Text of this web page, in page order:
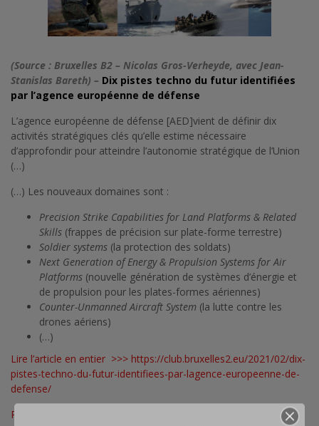
(Source : Bruxelles B2 – Nicolas Gros-Verheyde, avec Jean-
Stanislas Bareth) – Dix pistes techno du futur identifiées
par l’agence européenne de défense
L’agence européenne de défense [AED]vient de définir dix
activités stratégiques clés qu’elle estime nécessaire
d’approfondir pour atteindre l’autonomie stratégique de l’Union
(…)
(…) Les nouveaux domaines sont :
Precision Strike Capabilities for Land Platforms & Related
Skills (frappes de précision sur plate-forme terrestre)
Soldier systems (la protection des soldats)
Next Generation of Energy & Propulsion Systems for Air
Platforms (nouvelle génération de systèmes d’énergie et
de propulsion pour les plates-formes aériennes)
Counter-Unmanned Aircraft System (la lutte contre les
drones aériens)
(…)
Lire l’article en entier >>> https://club.bruxelles2.eu/2021/02/dix-
pistes-techno-du-futur-identifiees-par-lagence-europeenne-de-
defense/
Photo © AED, telle que publiée dans ibid